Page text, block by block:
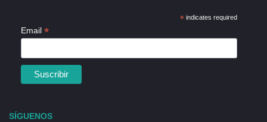
*indicates required
Email *
SÍGUENOS